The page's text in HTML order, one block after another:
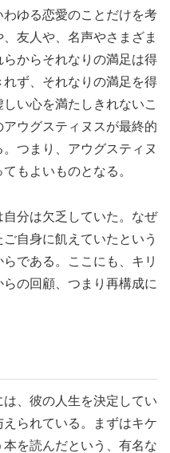
ゆる恋愛のことだけを考
友人や、名声やさまざま
からそれなりの満足は得
ず、それなりの満足を得
い心を満たしきれないこ
ウグスティヌスが最終的
つまり、アウグスティヌ
もよいものとなる。
分は欠乏していた。なぜ
自身に飢えていたという
である。ここにも、キリ
の回顧、つまり再構成に
、彼の人生を決定してい
られている。まずはキケ
を読んだという、有名な